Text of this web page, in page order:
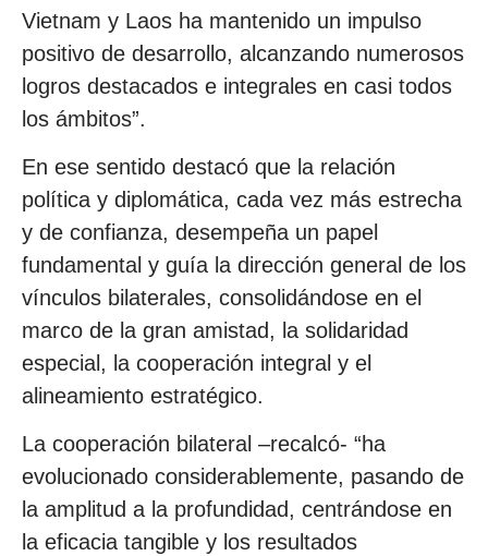
Vietnam y Laos ha mantenido un impulso
positivo de desarrollo, alcanzando numerosos
logros destacados e integrales en casi todos
los ámbitos”.
En ese sentido destacó que la relación
política y diplomática, cada vez más estrecha
y de confianza, desempeña un papel
fundamental y guía la dirección general de los
vínculos bilaterales, consolidándose en el
marco de la gran amistad, la solidaridad
especial, la cooperación integral y el
alineamiento estratégico.
La cooperación bilateral –recalcó- “ha
evolucionado considerablemente, pasando de
la amplitud a la profundidad, centrándose en
la eficacia tangible y los resultados